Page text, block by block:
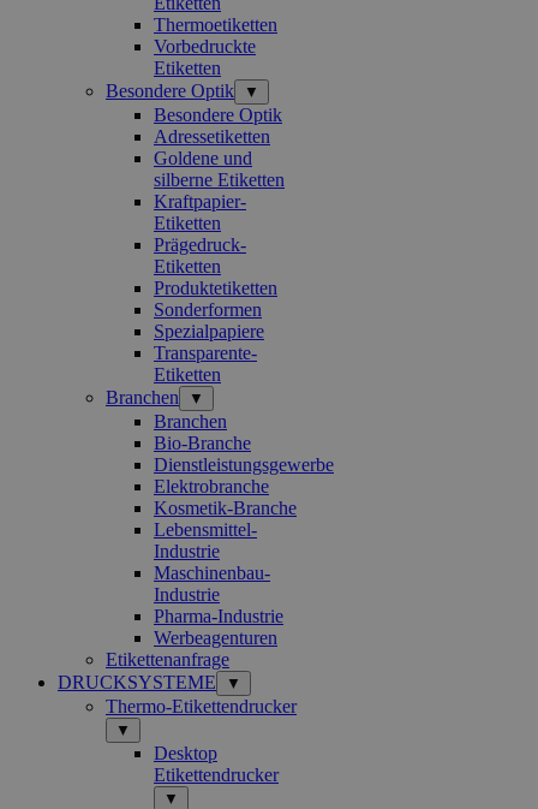
Thermoetiketten
Vorbedruckte
Etiketten
Besondere Optik
▼
Besondere Optik
Adressetiketten
Goldene und
silberne Etiketten
Kraftpapier-
Etiketten
Prägedruck-
Etiketten
Produktetiketten
Sonderformen
Spezialpapiere
Transparente-
Etiketten
Branchen
▼
Branchen
Bio-Branche
Dienstleistungsgewerbe
Elektrobranche
Kosmetik-Branche
Lebensmittel-
Industrie
Maschinenbau-
Industrie
Pharma-Industrie
Werbeagenturen
Etikettenanfrage
DRUCKSYSTEME
▼
Thermo-Etikettendrucker
▼
Desktop
Etikettendrucker
▼